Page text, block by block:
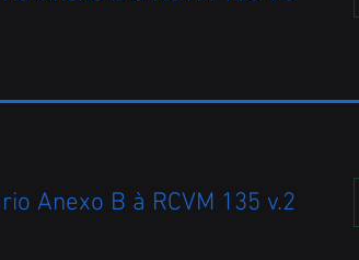
Anexo B à RCVM 135 v.2